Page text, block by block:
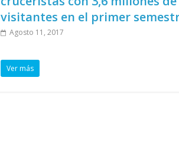
visitantes en el primer
Agosto 11, 2017
Ver más